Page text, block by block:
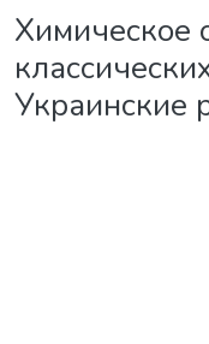
Химическое
Украинские